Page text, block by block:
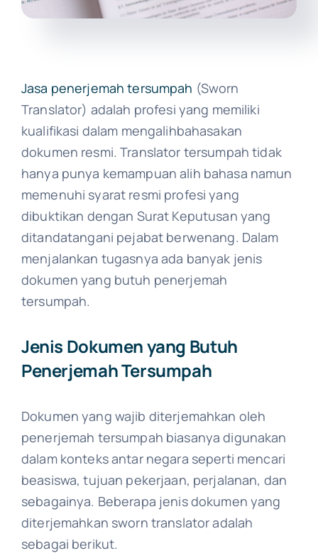
Jasa penerjemah tersumpah (Sworn
Translator) adalah profesi yang memiliki
kualifikasi dalam mengalihbahasakan
dokumen resmi. Translator tersumpah tidak
hanya punya kemampuan alih bahasa namun
memenuhi syarat resmi profesi yang
dibuktikan dengan Surat Keputusan yang
ditandatangani pejabat berwenang. Dalam
menjalankan tugasnya ada banyak jenis
dokumen yang butuh penerjemah
tersumpah.
Jenis Dokumen yang Butuh
Penerjemah Tersumpah
Dokumen yang wajib diterjemahkan oleh
penerjemah tersumpah biasanya digunakan
dalam konteks antar negara seperti mencari
beasiswa, tujuan pekerjaan, perjalanan, dan
sebagainya. Beberapa jenis dokumen yang
diterjemahkan sworn translator adalah
sebagai berikut.